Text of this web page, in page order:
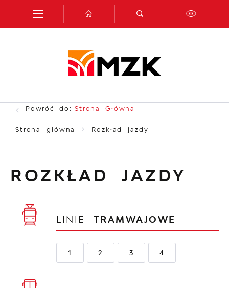
Przejdź do menu.
Przejdź do wyszukiwarki.
Przejdź do treści.
Przejdź do ustawień wielkości czcionki.
Włącz wersję kontrastową strony.
Powróć do: Strona Główna
Strona główna Rozkład jazdy
ROZKŁAD JAZDY
LINIE TRAMWAJOWE
1 2 3 4